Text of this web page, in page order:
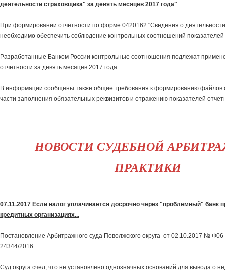
деятельности страховщика" за девять месяцев 2017 года"
При формировании отчетности по форме 0420162 "Сведения о
необходимо обеспечить соблюдение контрольных соотношений показателей
Разработанные Банком России контрольные соотношения подлежат
отчетности за девять месяцев 2017 года.
В информации сообщены также общие требования к формированию файлов
части заполнения обязательных реквизитов и отражению показателей
НОВОСТИ СУДЕБНОЙ
ПРАКТИКИ
07.11.2017 Если налог уплачивается досрочно через "проблемный" банк
кредитных организациях...
Постановление Арбитражного суда Поволжского округа от 02.10.2017 №
24344/2016
Суд округа счел, что не установлено однозначных оснований для вывода о